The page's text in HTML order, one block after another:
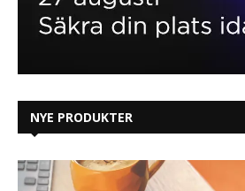
NYE PRODUKTER